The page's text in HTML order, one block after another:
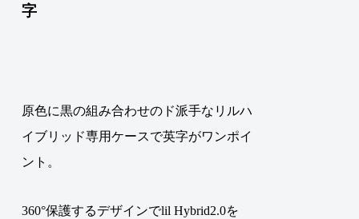
字
原色に黒の組み合わせのド派手なリルハ
イブリッド専用ケースで英字がワンポイ
ント。
360°保護するデザインでlil Hybrid2.0を